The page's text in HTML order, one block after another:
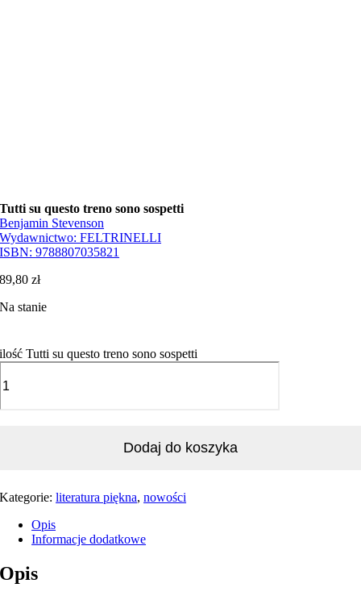
Tutti su questo treno sono sospetti
Benjamin Stevenson
Wydawnictwo:FELTRINELLI
ISBN:9788807035821
89,80zł
Na stanie
ilość Tutti su questo treno sono sospetti
Dodaj do koszyka
Kategorie:literatura piękna,nowości
Opis
Informacje dodatkowe
Opis